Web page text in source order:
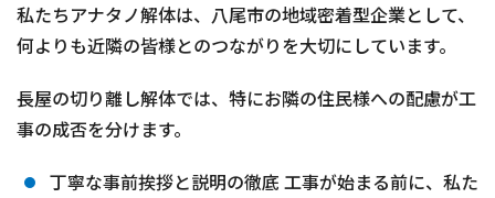
私たちアナタノ解体は、八尾市の地域密着型企業として、
何よりも近隣の皆様とのつながりを大切にしています。
長屋の切り離し解体では、特にお隣の住民様への配慮が工
事の成否を分けます。
丁寧な事前挨拶と説明の徹底 工事が始まる前に、私た